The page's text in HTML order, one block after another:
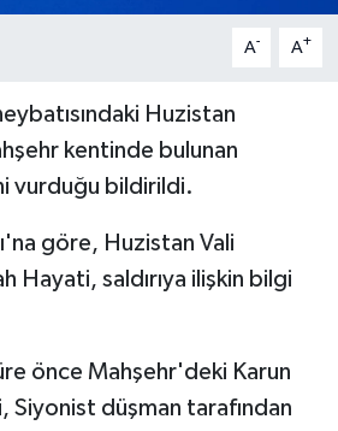
A- A+
Huzistan
kentinde bulunan
vurduğu bildirildi.
göre, Huzistan Vali
Hayati, saldırıya ilişkin bilgi
önce Mahşehr'deki Karun
Siyonist düşman tarafından